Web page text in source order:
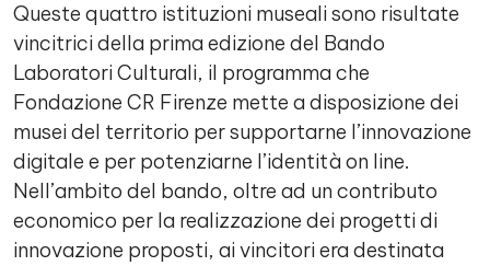
Queste quattro istituzioni museali sono risultate
vincitrici della prima edizione del Bando
Laboratori Culturali, il programma che
Fondazione CR Firenze mette a disposizione dei
musei del territorio per supportarne l’innovazione
digitale e per potenziarne l’identità on line.
Nell’ambito del bando, oltre ad un contributo
economico per la realizzazione dei progetti di
innovazione proposti, ai vincitori era destinata